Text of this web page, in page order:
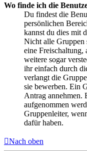
Wo finde ich die
Du findest die
persönlichen
kannst du dies mit
Nicht alle Gruppen
eine Freischaltung,
weitere sogar
ihr einfach durch
verlangt die
sie bewerben. Ein
Antrag annehmen.
aufgenommen
Gruppenleiter,
dafür haben.
Nach oben